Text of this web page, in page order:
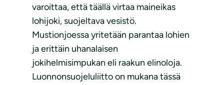
varoittaa, että täällä virtaa maineikas
lohijoki, suojeltava vesistö.
Mustionjoessa yritetään parantaa lohien
ja erittäin uhanalaisen
jokihelmisimpukan eli raakun elinoloja.
Luonnonsuojeluliitto on mukana tässä